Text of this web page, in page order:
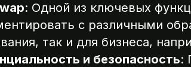
: Одной из ключевых
с различными
так и для бизнеса,
и безопасность: